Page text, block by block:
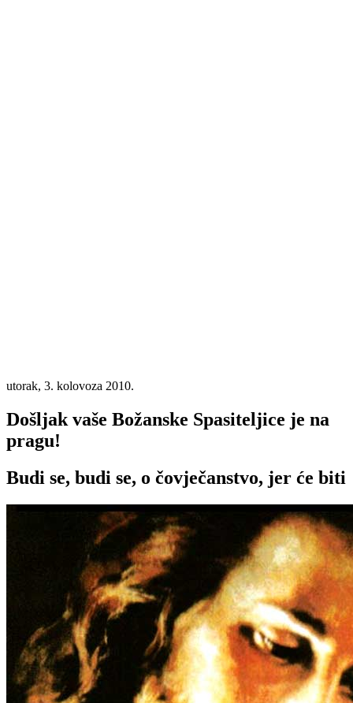
utorak, 3. kolovoza 2010.
Došljak vaše Božanske Spasiteljice je na
pragu!
Budi se, budi se, o čovječanstvo, jer će biti